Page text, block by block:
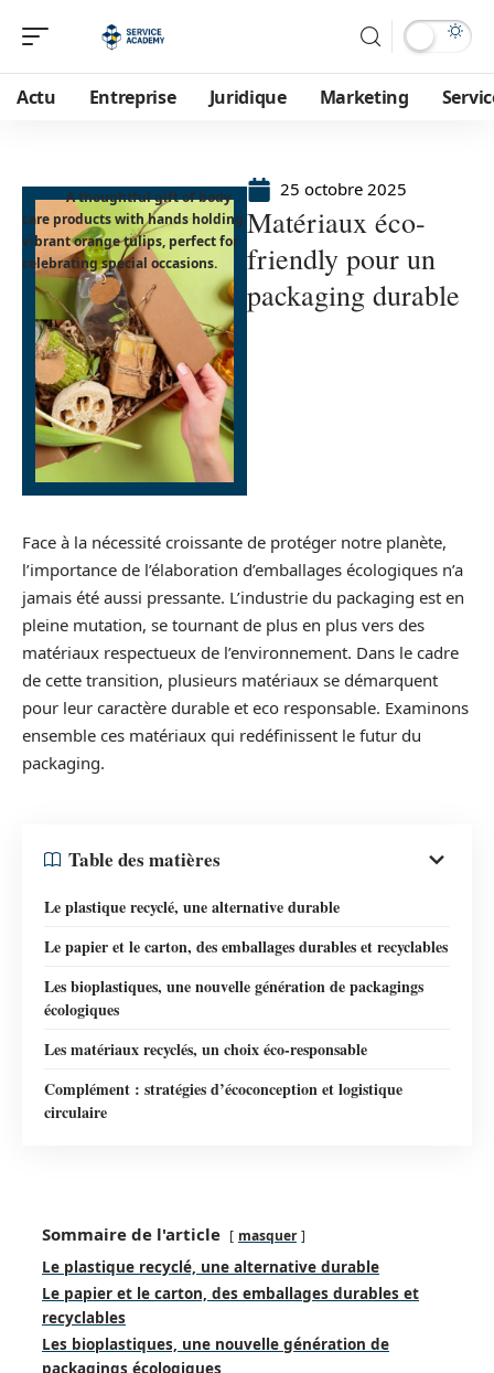
Actu Entreprise Juridique Marketing
A thoughtful gift of body
care products with hands holding
vibrant orange tulips, perfect for
celebrating special occasions.
25 octobre 2025
Matériaux éco-
friendly pour un
packaging durable
Face à la nécessité croissante de protéger notre planète,
l’importance de l’élaboration d’emballages écologiques n’a
jamais été aussi pressante. L’industrie du packaging est en
pleine mutation, se tournant de plus en plus vers des
matériaux respectueux de l’environnement. Dans le cadre
de cette transition, plusieurs matériaux se démarquent
pour leur caractère durable et eco responsable. Examinons
ensemble ces matériaux qui redéfinissent le futur du
packaging.
Table des matières
Le plastique recyclé, une alternative durable
Le papier et le carton, des emballages durables et recyclables
Les bioplastiques, une nouvelle génération de packagings
écologiques
Les matériaux recyclés, un choix éco-responsable
Complément : stratégies d’écoconception et logistique
circulaire
Sommaire de l'article masquer
Le plastique recyclé, une alternative durable
Le papier et le carton, des emballages durables et
recyclables
Les bioplastiques, une nouvelle génération de
packagings écologiques